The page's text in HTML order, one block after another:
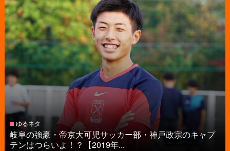
ゆるネタ
岐阜の強豪・帝京大可児サッカー部・神戸政宗のキャプ
テンはつらいよ！？【2019年...